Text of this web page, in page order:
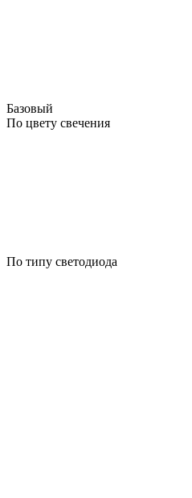
Базовый
По цвету свечения
По типу светодиода